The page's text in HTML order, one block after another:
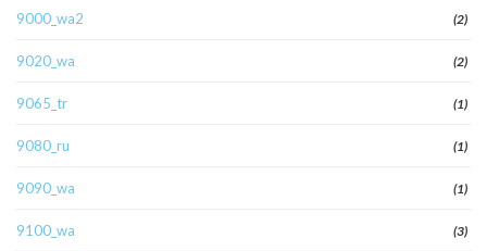
9000_wa2 (2)
9020_wa (2)
9065_tr (1)
9080_ru (1)
9090_wa (1)
9100_wa (3)